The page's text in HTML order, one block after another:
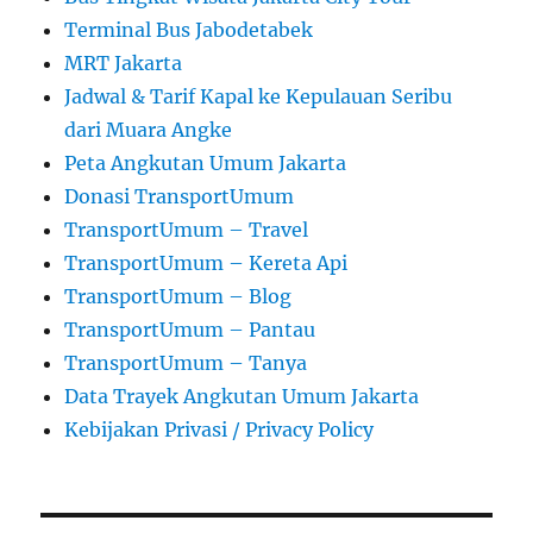
Terminal Bus Jabodetabek
MRT Jakarta
Jadwal & Tarif Kapal ke Kepulauan Seribu
dari Muara Angke
Peta Angkutan Umum Jakarta
Donasi TransportUmum
TransportUmum – Travel
TransportUmum – Kereta Api
TransportUmum – Blog
TransportUmum – Pantau
TransportUmum – Tanya
Data Trayek Angkutan Umum Jakarta
Kebijakan Privasi / Privacy Policy